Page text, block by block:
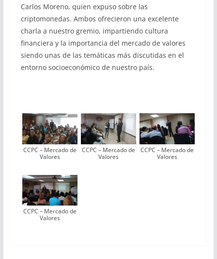
Carlos Moreno, quien expuso sobre las
criptomonedas. Ambos ofrecieron una excelente
charla a nuestro gremio, impartiendo cultura
financiera y la importancia del mercado de valores
siendo unas de las temáticas más discutidas en el
entorno socioeconómico de nuestro país.
CCPC – Mercado de
Valores
CCPC – Mercado de
Valores
CCPC – Mercado de
Valores
CCPC – Mercado de
Valores